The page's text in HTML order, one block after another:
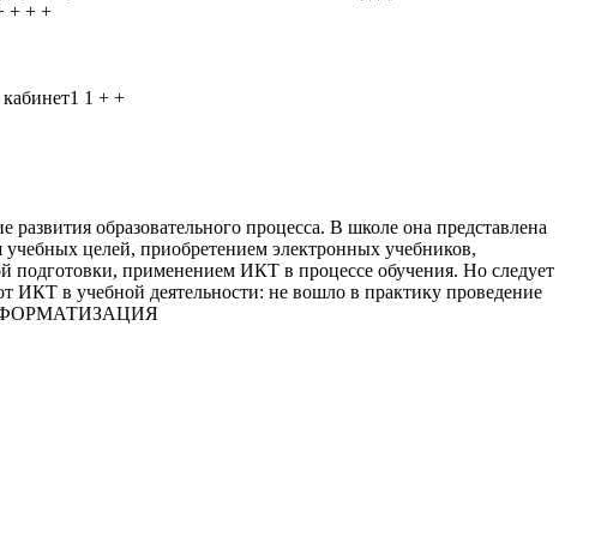
+ + +
1 + +
развития образовательного процесса. В школе она представлена
целей, приобретением электронных учебников,
подготовки, применением ИКТ в процессе обучения. Но следует
ИКТ в учебной деятельности: не вошло в практику проведение